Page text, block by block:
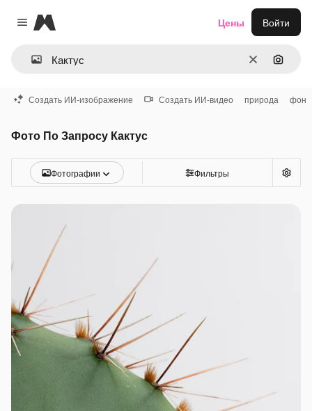
Close menu
Magnific
ОчиститьПоиск
Цены Войти
Создать ИИ-изображение Создать ИИ-видео природа фон
Фото По Запросу Кактус
Фотографии Фильтры